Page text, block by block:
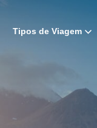
Tipos de Viagem